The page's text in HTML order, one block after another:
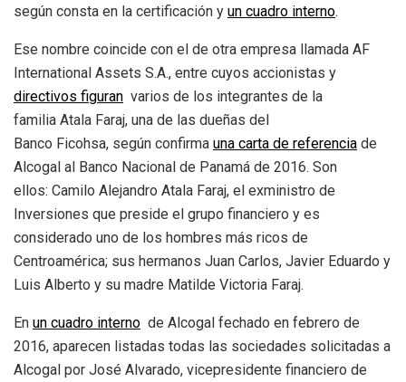
según consta en la certificación y un cuadro interno.
Ese nombre coincide con el de otra empresa llamada AF
International Assets S.A., entre cuyos accionistas y
directivos figuran varios de los integrantes de la
familia Atala Faraj, una de las dueñas del
Banco Ficohsa, según confirma una carta de referencia de
Alcogal al Banco Nacional de Panamá de 2016. Son
ellos: Camilo Alejandro Atala Faraj, el exministro de
Inversiones que preside el grupo financiero y es
considerado uno de los hombres más ricos de
Centroamérica; sus hermanos Juan Carlos, Javier Eduardo y
Luis Alberto y su madre Matilde Victoria Faraj.
En un cuadro interno de Alcogal fechado en febrero de
2016, aparecen listadas todas las sociedades solicitadas a
Alcogal por José Alvarado, vicepresidente financiero de